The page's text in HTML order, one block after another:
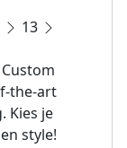
13
the-art
Kies je
style!